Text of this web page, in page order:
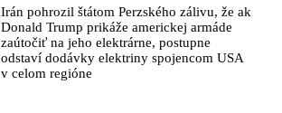
Irán pohrozil štátom Perzského zálivu, že ak
Donald Trump prikáže americkej armáde
zaútočiť na jeho elektrárne, postupne
odstaví dodávky elektriny spojencom USA
v celom regióne